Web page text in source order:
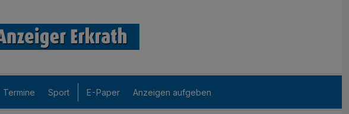
Termine Sport E-Paper Anzeigen aufgeben